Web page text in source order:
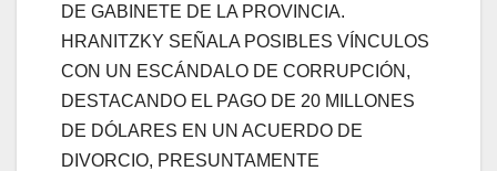
DE GABINETE DE LA PROVINCIA.
HRANITZKY SEÑALA POSIBLES VÍNCULOS
CON UN ESCÁNDALO DE CORRUPCIÓN,
DESTACANDO EL PAGO DE 20 MILLONES
DE DÓLARES EN UN ACUERDO DE
DIVORCIO, PRESUNTAMENTE